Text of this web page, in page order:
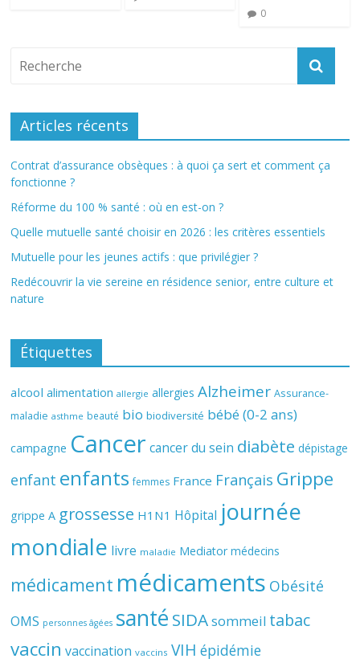
0
Articles récents
Contrat d’assurance obsèques : à quoi ça sert et comment ça
fonctionne ?
Réforme du 100 % santé : où en est-on ?
Quelle mutuelle santé choisir en 2026 : les critères essentiels
Mutuelle pour les jeunes actifs : que privilégier ?
Redécouvrir la vie sereine en résidence senior, entre culture et
nature
Étiquettes
alcool alimentation allergie allergies Alzheimer Assurance-
maladie asthme beauté bio biodiversité bébé (0-2 ans)
campagne Cancer cancer du sein diabète dépistage
enfant enfants femmes France Français Grippe
grippe A grossesse H1N1 Hôpital journée
mondiale livre maladie Mediator médecins
médicament médicaments Obésité
OMS personnes âgées santé SIDAsommeil tabac
vaccin vaccination vaccins VIH épidémie